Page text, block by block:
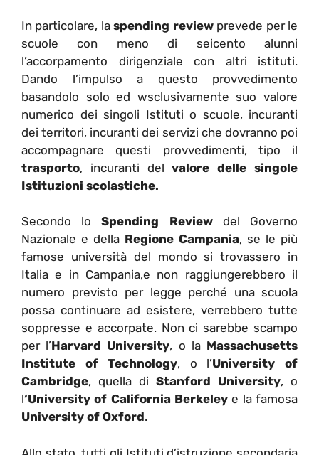
In particolare, laspending reviewprevede per le
scuole con meno di seicento alunni
l’accorpamento dirigenziale con altri istituti.
Dando l’impulso a questo provvedimento
basandolo solo ed wsclusivamente suo valore
numerico dei singoli Istituti o scuole, incuranti
dei territori, incuranti dei servizi che dovranno poi
accompagnare questi provvedimenti, tipo il
trasporto, incuranti delvalore delle singole
Istituzioni scolastiche.
Secondo loSpending Reviewdel Governo
Nazionale e della Regione Campania, se le più
famose università del mondo si trovassero in
Italia e in Campania,e non raggiungerebbero il
numero previsto per legge perché una scuola
possa continuare ad esistere, verrebbero tutte
soppresse e accorpate. Non ci sarebbe scampo
per l’Harvard University, o la Massachusetts
Institute of Technology, o l’University of
Cambridge, quella di Stanford University, o
l‘University of California Berkeley e la famosa
University of Oxford.